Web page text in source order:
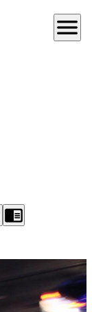
menu
chrome_reader_mode